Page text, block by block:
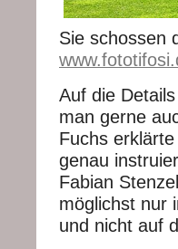
Sie schossen
Auf die
man gerne
Fuchs
genau
Fabian
möglichst nur
und nicht auf